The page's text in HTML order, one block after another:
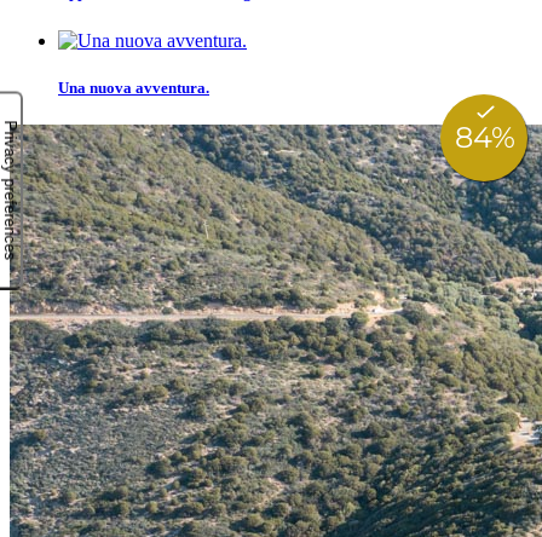
Una nuova avventura.